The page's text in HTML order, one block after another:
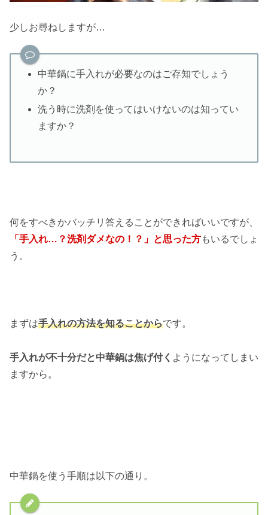
少しお尋ねしますが…
中華鍋に手入れが必要なのはご存知でしょう
か？
洗う時に洗剤を使ってはいけないのは知ってい
ますか？
何をすべきかバッチリ答えることができればいいですが、
「手入れ…？洗剤ダメなの！？」と思った方もいるでしょ
う。
まずは手入れの方法を知ることからです。
手入れが不十分だと中華鍋は焦げ付く ようになってしまい
ますから。
中華鍋を使う手順は以下の通り。